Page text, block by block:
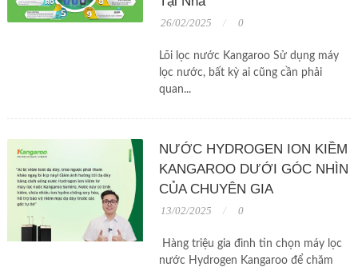
26/02/2025 0
Lõi lọc nước Kangaroo Sử dụng máy
lọc nước, bất kỳ ai cũng cần phải
quan...
NƯỚC HYDROGEN ION KIỀM
KANGAROO DƯỚI GÓC NHÌN
CỦA CHUYÊN GIA
13/02/2025 0
Hàng triệu gia đình tin chọn máy lọc
nước Hydrogen Kangaroo để chăm